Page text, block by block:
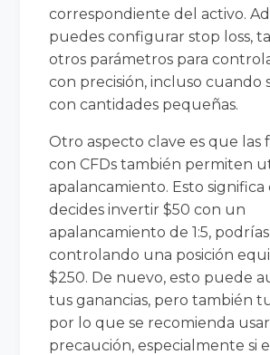
correspondiente del activo.
puedes configurar stop loss,
otros parámetros para
con precisión, incluso cuando
con cantidades pequeñas.
Otro aspecto clave es que las
con CFDs también permiten
apalancamiento. Esto significa
decides invertir $50 con un
apalancamiento de 1:5,
controlando una posición
$250. De nuevo, esto puede
tus ganancias, pero también
por lo que se recomienda
precaución, especialmente si